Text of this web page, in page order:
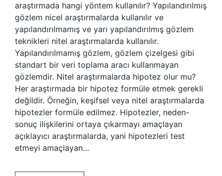
araştırmada hangi yöntem kullanılır? Yapılandırılmış
gözlem nicel araştırmalarda kullanılır ve
yapılandırılmamış ve yarı yapılandırılmış gözlem
teknikleri nitel araştırmalarda kullanılır.
Yapılandırılmamış gözlem, gözlem çizelgesi gibi
standart bir veri toplama aracı kullanmayan
gözlemdir. Nitel araştırmalarda hipotez olur mu?
Her araştırmada bir hipotez formüle etmek gerekli
değildir. Örneğin, keşifsel veya nitel araştırmalarda
hipotezler formüle edilmez. Hipotezler, neden-
sonuç ilişkilerini ortaya çıkarmayı amaçlayan
açıklayıcı araştırmalarda, yani hipotezleri test
etmeyi amaçlayan…